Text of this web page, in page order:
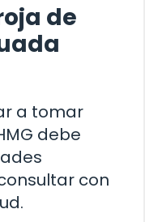
de
a tomar
debe
con